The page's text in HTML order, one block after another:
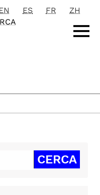
ES FR
ZH